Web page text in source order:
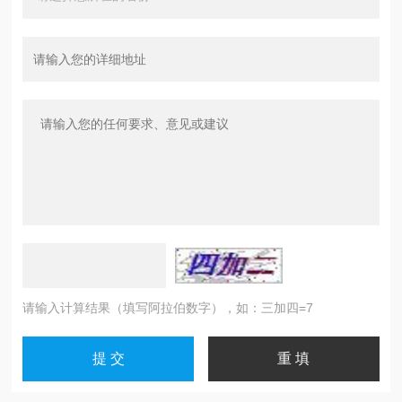
请输入计算结果（填写阿拉伯数字），如：三加四=7